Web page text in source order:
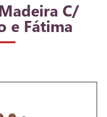
C/
e Fátima